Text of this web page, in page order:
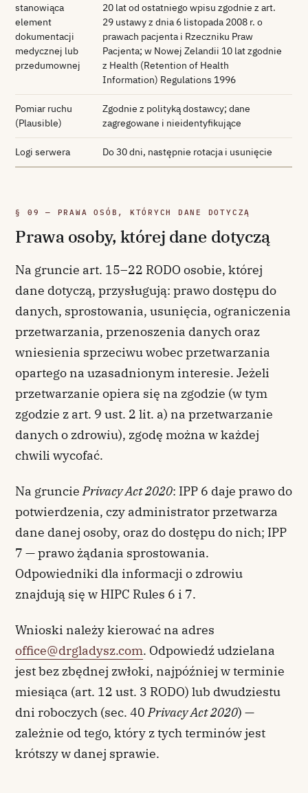
stanowiąca
element
dokumentacji
medycznej lub
przedumownej
20 lat od ostatniego wpisu zgodnie z art.
29 ustawy z dnia 6 listopada 2008 r. o
prawach pacjenta i Rzeczniku Praw
Pacjenta; w Nowej Zelandii 10 lat zgodnie
z Health (Retention of Health
Information) Regulations 1996
Pomiar ruchu
(Plausible)
Zgodnie z polityką dostawcy; dane
zagregowane i nieidentyfikujące
Logi serwera Do 30 dni, następnie rotacja i usunięcie
§ 09 — PRAWA OSÓB, KTÓRYCH DANE DOTYCZĄ
Prawa osoby, której dane dotyczą
Na gruncie art. 15–22 RODO osobie, której
dane dotyczą, przysługują: prawo dostępu do
danych, sprostowania, usunięcia, ograniczenia
przetwarzania, przenoszenia danych oraz
wniesienia sprzeciwu wobec przetwarzania
opartego na uzasadnionym interesie. Jeżeli
przetwarzanie opiera się na zgodzie (w tym
zgodzie z art. 9 ust. 2 lit. a) na przetwarzanie
danych o zdrowiu), zgodę można w każdej
chwili wycofać.
Na grunciePrivacy Act 2020: IPP 6 daje prawo do
potwierdzenia, czy administrator przetwarza
dane danej osoby, oraz do dostępu do nich; IPP
7 — prawo żądania sprostowania.
Odpowiedniki dla informacji o zdrowiu
znajdują się w HIPC Rules 6 i 7.
Wnioski należy kierować na adres
office@drgladysz.com. Odpowiedź udzielana
jest bez zbędnej zwłoki, najpóźniej w terminie
miesiąca (art. 12 ust. 3 RODO) lub dwudziestu
dni roboczych (sec. 40Privacy Act 2020) —
zależnie od tego, który z tych terminów jest
krótszy w danej sprawie.